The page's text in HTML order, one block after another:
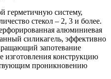
герметичную систему,
стекол – 2, 3 и более.
алюминиевая
силикагель, эффективно
запотевание
изготовления конструкцию
проникновению